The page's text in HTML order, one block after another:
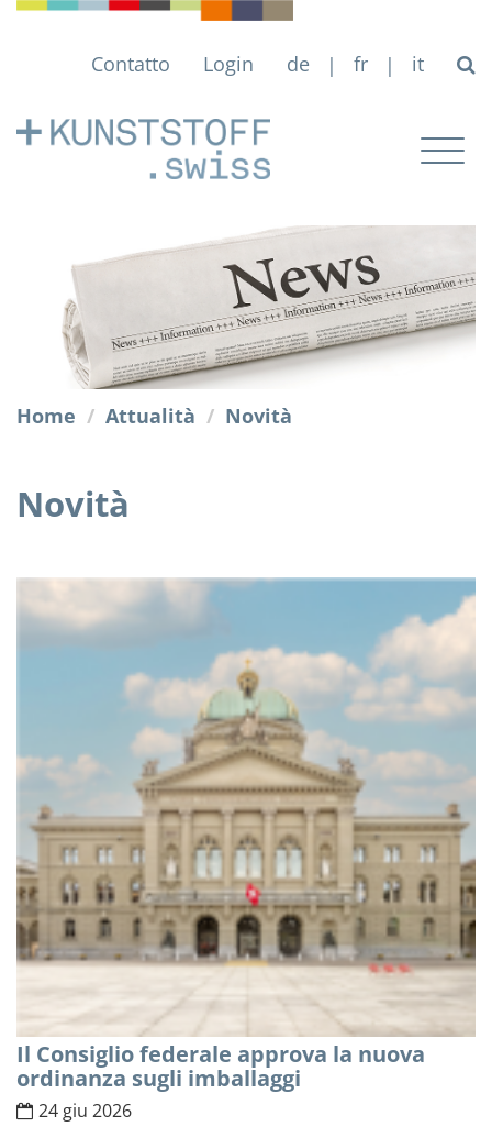
Contatto Login de | fr | it
Home Attualità Novità
Novità
Il Consiglio federale approva la nuova
ordinanza sugli imballaggi
24 giu 2026